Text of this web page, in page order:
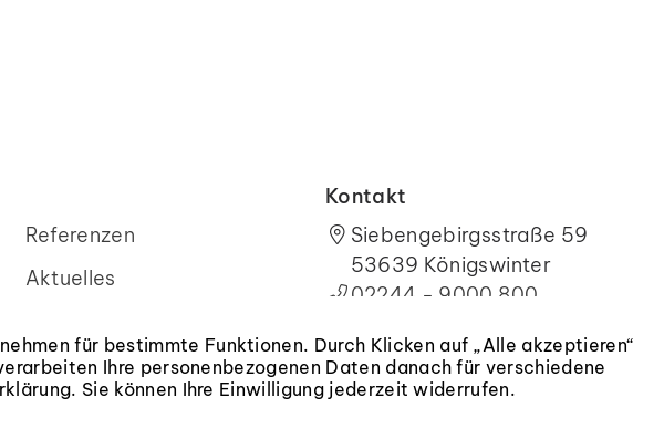
Referenzen
Aktuelles
Widerrufserklärung
Datenschutz
Kontakt
Siebengebirgsstraße 59
53639 Königswinter
02244 - 9000 800
Mo. – Fr.:09:00 – 19:00 Uhr
Sa.:
09:00 – 13:00 Uhr
für bestimmte Funktionen. Durch Klicken auf „Alle akzeptieren“
Ihre personenbezogenen Daten danach für verschiedene
Sie können Ihre Einwilligung jederzeit widerrufen.